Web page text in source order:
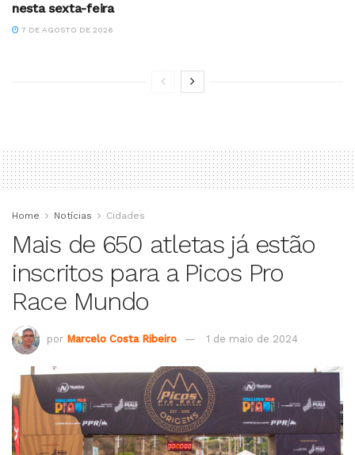
nesta sexta-feira
7 DE AGOSTO DE 2026
Home Notícias Cidades
Mais de 650 atletas já estão
inscritos para a Picos Pro
Race Mundo
por Marcelo Costa Ribeiro 1 de maio de 2024